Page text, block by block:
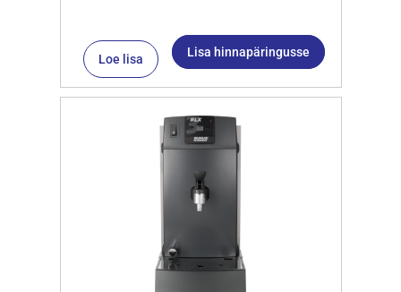
Loe lisa Lisa hinnapäringusse